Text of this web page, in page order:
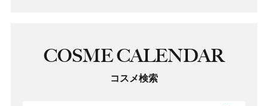
COSME CALENDAR
コスメ検索